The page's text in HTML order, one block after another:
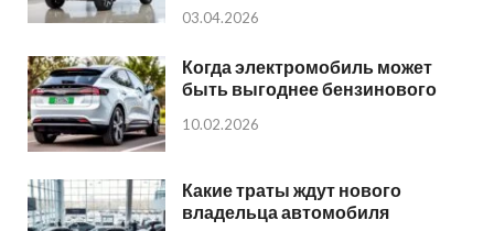
03.04.2026
Когда электромобиль может
быть выгоднее бензинового
10.02.2026
Какие траты ждут нового
владельца автомобиля